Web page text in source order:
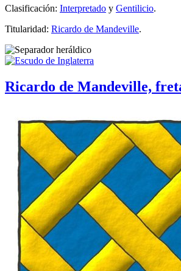
Clasificación: Interpretado y Gentilicio.
Titularidad: Ricardo de Mandeville.
Ricardo de Mandeville,